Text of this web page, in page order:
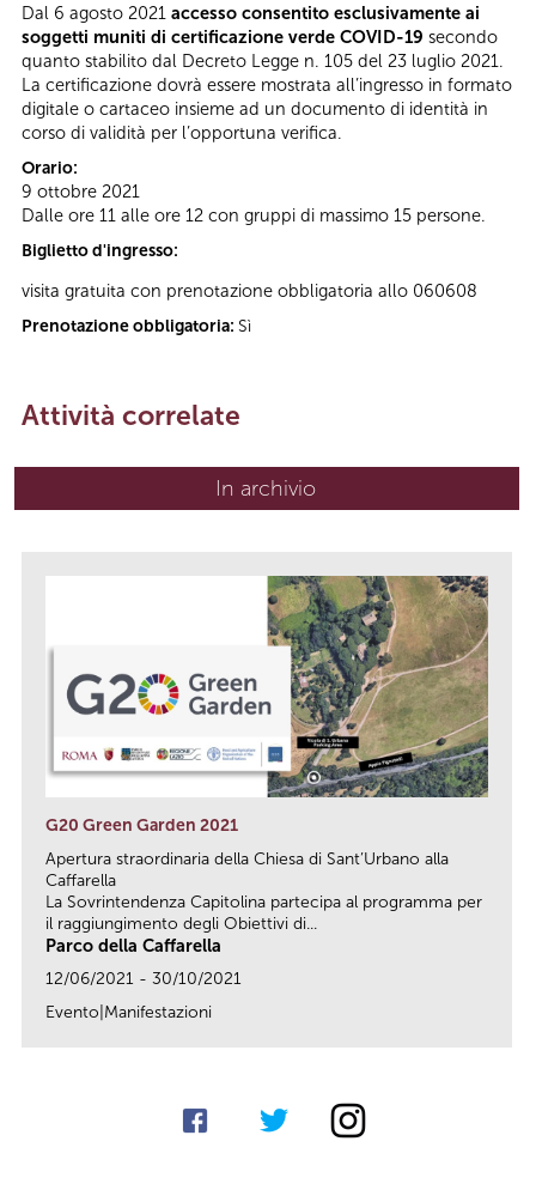
Dal 6 agosto 2021 accesso consentito esclusivamente ai
soggetti muniti di certificazione verde COVID-19 secondo
quanto stabilito dal Decreto Legge n. 105 del 23 luglio 2021.
La certificazione dovrà essere mostrata all’ingresso in formato
digitale o cartaceo insieme ad un documento di identità in
corso di validità per l’opportuna verifica.
Orario:
9 ottobre 2021
Dalle ore 11 alle ore 12 con gruppi di massimo 15 persone.
Biglietto d'ingresso:
visita gratuita con prenotazione obbligatoria allo 060608
Prenotazione obbligatoria: Sì
Attività correlate
In archivio
G20 Green Garden 2021
Apertura straordinaria della Chiesa di Sant’Urbano alla
Caffarella
La Sovrintendenza Capitolina partecipa al programma per
il raggiungimento degli Obiettivi di...
Parco della Caffarella
12/06/2021 - 30/10/2021
Evento|Manifestazioni